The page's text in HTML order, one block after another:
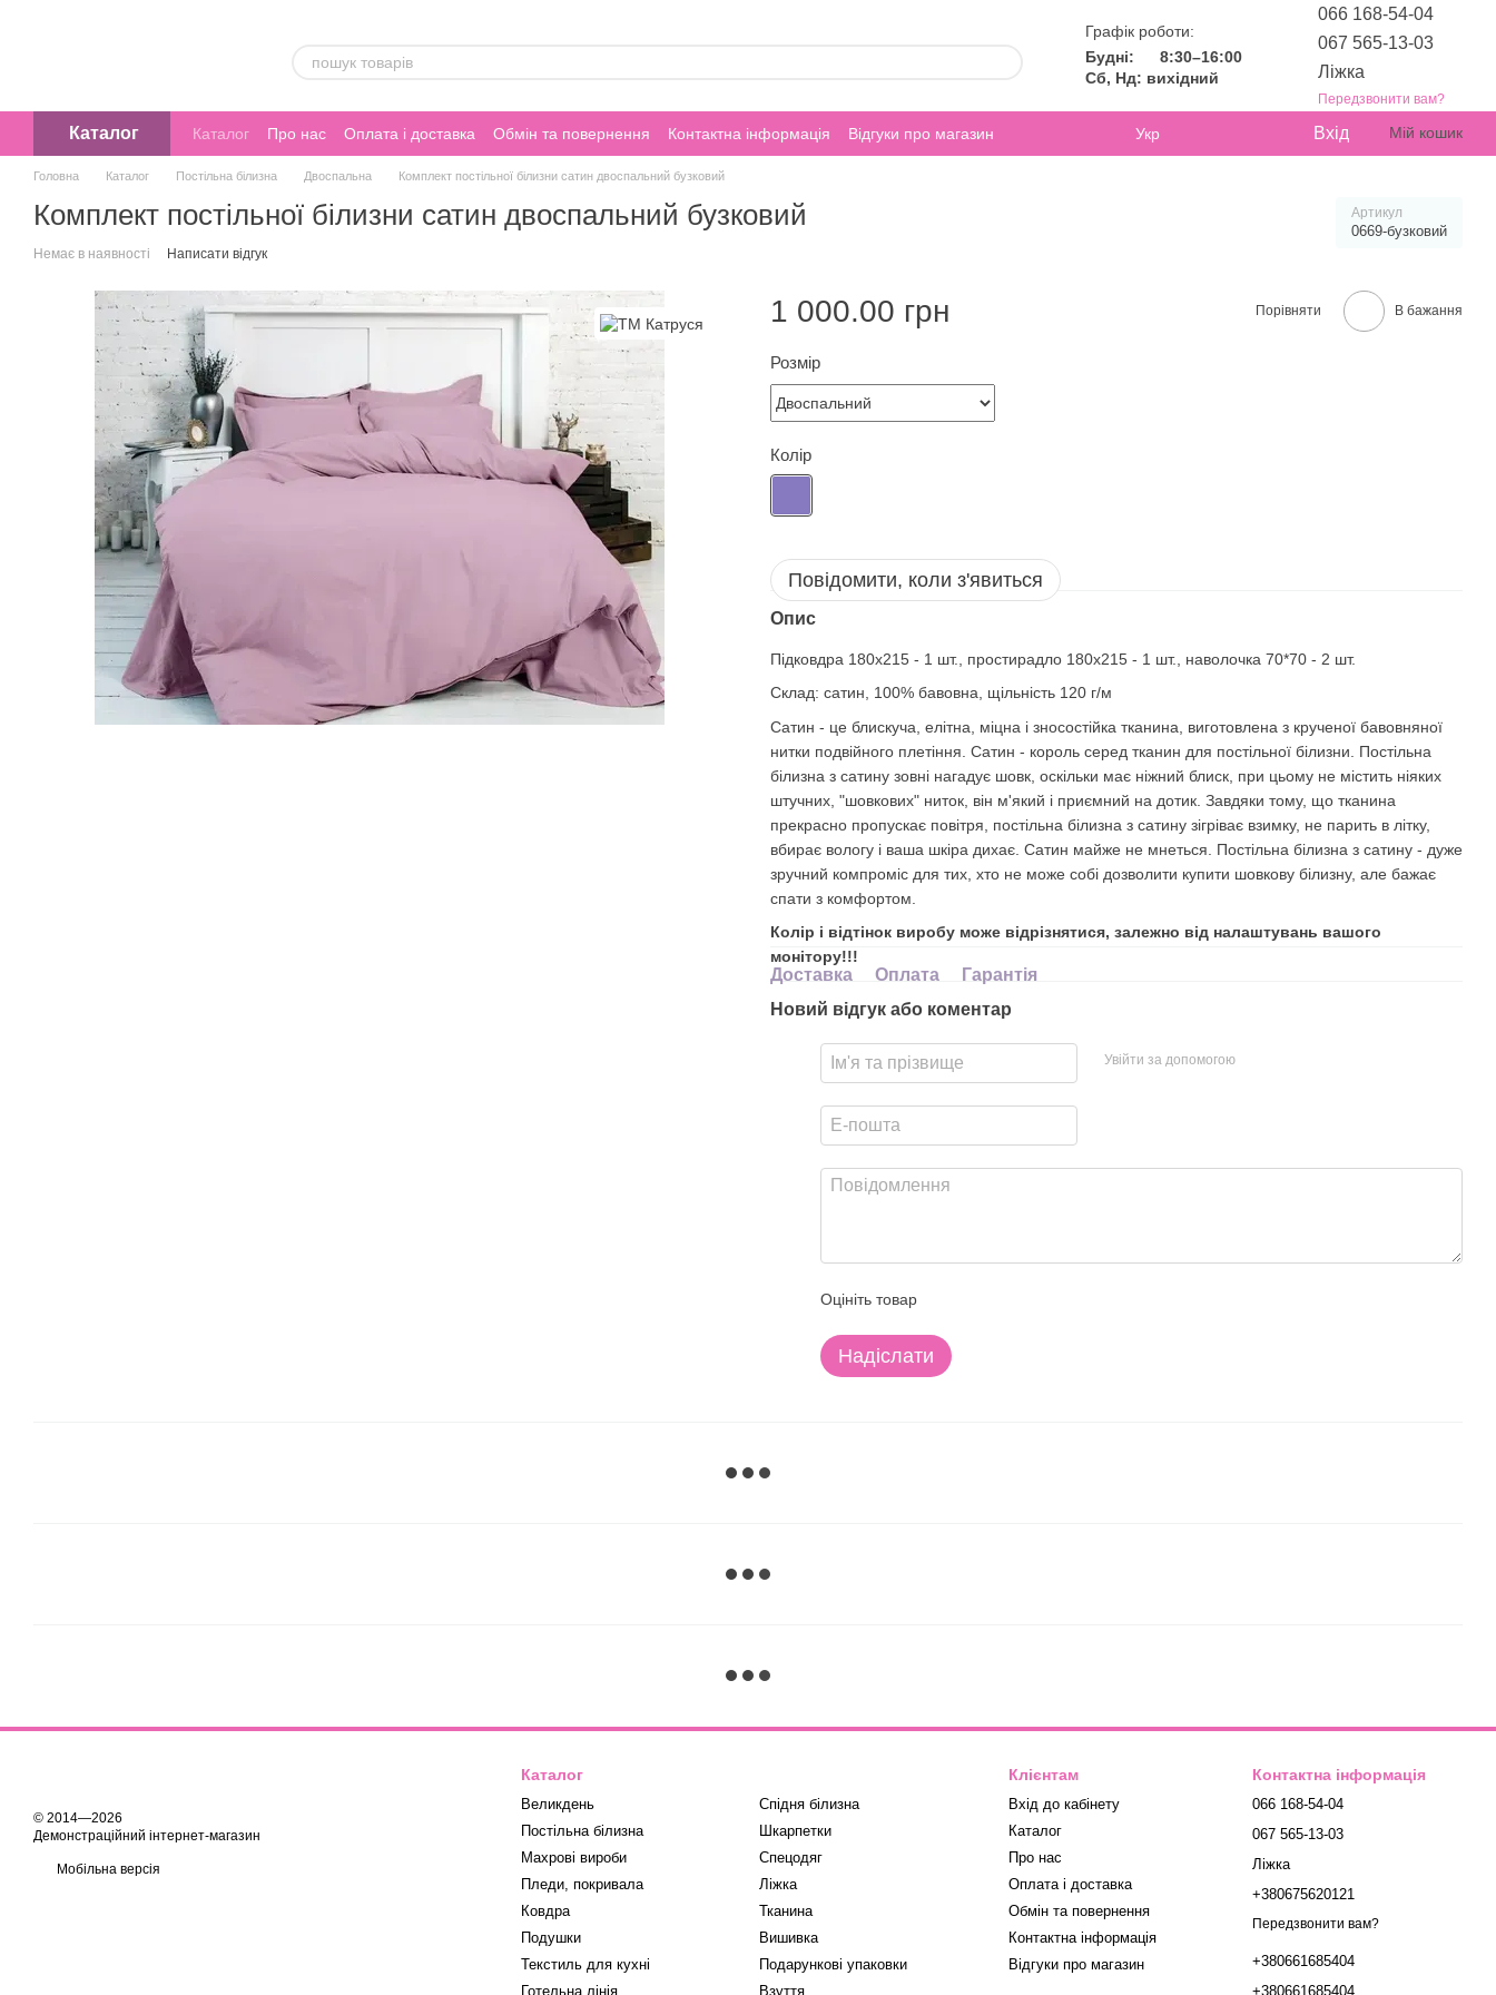
Графік роботи:
Будні:
8:30–16:00
Сб, Нд: вихідний
066 168-54-04
067 565-13-03
Ліжка
Передзвонити вам?
Каталог Каталог Про нас Оплата і доставка Обмін та повернення Контактна інформація Відгуки про магазин Укр Вхід Мій кошик
Головна Каталог Постільна білизна Двоспальна Комплект постільної білизни сатин двоспальний бузковий
Комплект постільної білизни сатин двоспальний бузковий Артикул
0669-бузковий
Немає в наявності Написати відгук
1 000.00 грн Порівняти В бажання
Розмір
Колір
Повідомити, коли з'явиться
Опис
Підковдра 180х215 - 1 шт., простирадло 180х215 - 1 шт., наволочка 70*70 - 2 шт.
Cклад: сатин, 100% бавовна, щільність 120 г/м
Сатин - це блискуча, елітна, міцна і зносостійка тканина, виготовлена з крученої бавовняної
нитки подвійного плетіння. Сатин - король серед тканин для постільної білизни. Постільна
білизна з сатину зовні нагадує шовк, оскільки має ніжний блиск, при цьому не містить ніяких
штучних, "шовкових" ниток, він м'який і приємний на дотик. Завдяки тому, що тканина
прекрасно пропускає повітря, постільна білизна з сатину зігріває взимку, не парить в літку,
вбирає вологу і ваша шкіра дихає. Сатин майже не мнеться. Постільна білизна з сатину - дуже
зручний компроміс для тих, хто не може собі дозволити купити шовкову білизну, але бажає
спати з комфортом.
Колір і відтінок виробу може відрізнятися, залежно від налаштувань вашого
монітору!!!
Доставка Оплата
Гарантія
Новий відгук або коментар
Увійти за допомогою
Оцініть товар
Надіслати
© 2014—2026
Демонстраційний інтернет-магазин
Мобільна версія
Каталог
Великдень
Постільна білизна
Махрові вироби
Пледи, покривала
Ковдра
Подушки
Текстиль для кухні
Готельна лінія
Спідня білизна
Шкарпетки
Спецодяг
Ліжка
Тканина
Вишивка
Подарункові упаковки
Взуття
Клієнтам
Вхід до кабінету
Каталог
Про нас
Оплата і доставка
Обмін та повернення
Контактна інформація
Відгуки про магазин
Контактна інформація
066 168-54-04
067 565-13-03
Ліжка
+380675620121
Передзвонити вам?
+380661685404
+380661685404